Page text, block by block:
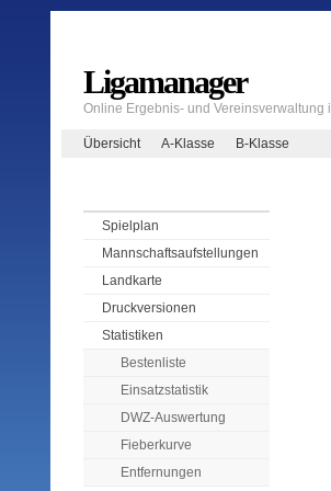
Ligamanager
Online Ergebnis- und Vereinsverwaltung
Übersicht A-Klasse B-Klasse
Spielplan
Mannschaftsaufstellungen
Landkarte
Druckversionen
Statistiken
Bestenliste
Einsatzstatistik
DWZ-Auswertung
Fieberkurve
Entfernungen